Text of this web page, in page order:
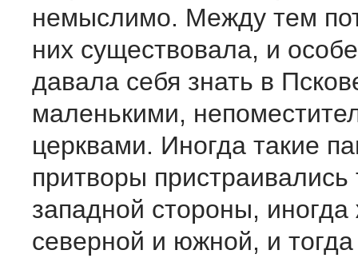
немыслимо. Между тем
них существовала, и
давала себя знать в
маленькими,
церквами. Иногда такие
притворы пристраивались
западной стороны, иногда
северной и южной, и тогда